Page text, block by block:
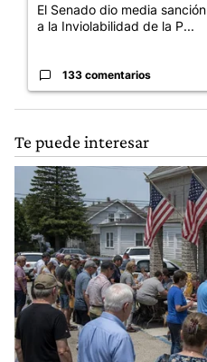
El Senado dio media sanción
a la Inviolabilidad de la P...
133 comentarios